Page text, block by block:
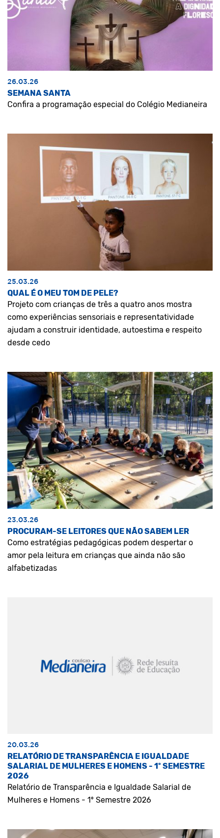
26.03.26
SEMANA SANTA
Confira a programação especial do Colégio Medianeira
25.03.26
QUAL É O MEU TOM DE PELE?
Projeto com crianças de três a quatro anos mostra
como experiências sensoriais e representatividade
ajudam a construir identidade, autoestima e respeito
desde cedo
23.03.26
PROCURAM-SE LEITORES QUE NÃO SABEM LER
Como estratégias pedagógicas podem despertar o
amor pela leitura em crianças que ainda não são
alfabetizadas
20.03.26
RELATÓRIO DE TRANSPARÊNCIA E IGUALDADE
SALARIAL DE MULHERES E HOMENS - 1º SEMESTRE
2026
Relatório de Transparência e Igualdade Salarial de
Mulheres e Homens - 1º Semestre 2026